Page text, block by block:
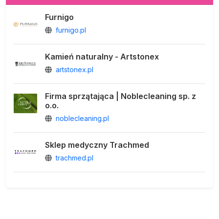
Furnigo
furnigo.pl
Kamień naturalny - Artstonex
artstonex.pl
Firma sprzątająca | Noblecleaning sp. z
o.o.
noblecleaning.pl
Sklep medyczny Trachmed
trachmed.pl